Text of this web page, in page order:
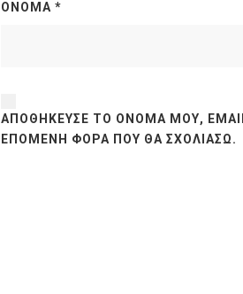
ΌΝΟΜΑ *
ΑΠΟΘΉΚΕΥΣΕ ΤΟ ΌΝΟΜΆ ΜΟΥ,
ΕΠΌΜΕΝΗ ΦΟΡΆ ΠΟΥ ΘΑ ΣΧΟΛΙΆΣΩ.